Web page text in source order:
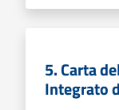
5. Carta
Integrato